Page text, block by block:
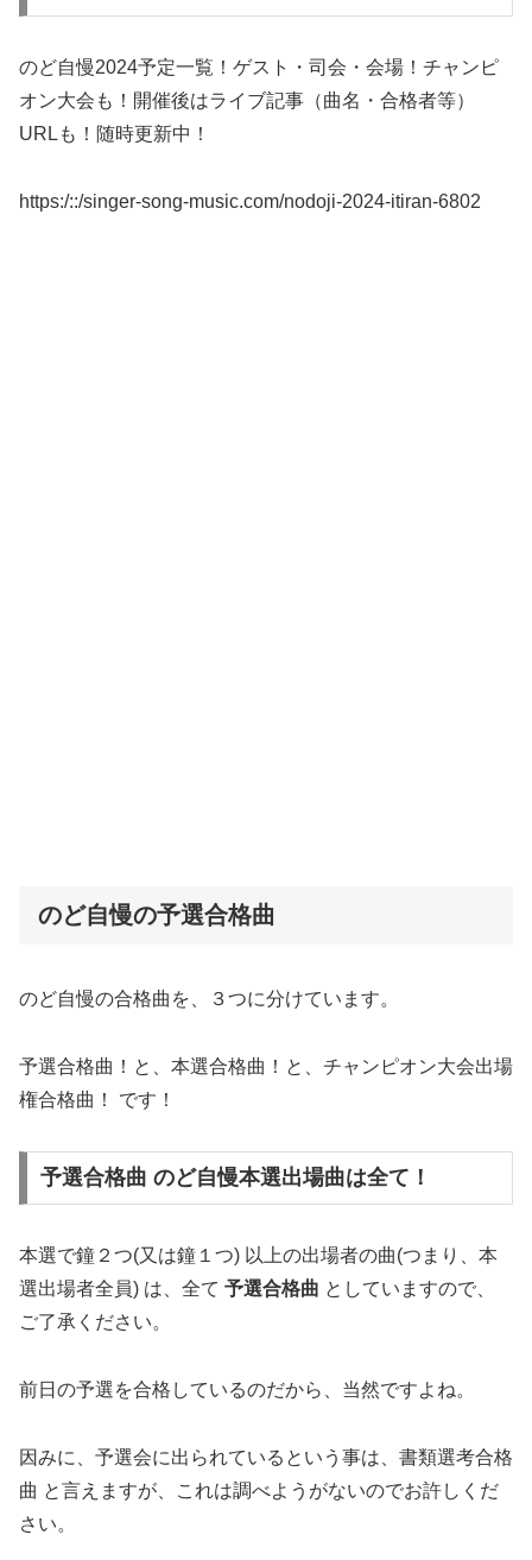
のど自慢2024予定一覧！ゲスト・司会・会場！チャンピ
オン大会も！開催後はライブ記事（曲名・合格者等）
URLも！随時更新中！
https:/::/singer-song-music.com/nodoji-2024-itiran-6802
のど自慢の予選合格曲
のど自慢の合格曲を、３つに分けています。
予選合格曲！と、本選合格曲！と、チャンピオン大会出場
権合格曲！ です！
予選合格曲 のど自慢本選出場曲は全て！
本選で鐘２つ(又は鐘１つ) 以上の出場者の曲(つまり、本
選出場者全員) は、全て 予選合格曲 としていますので、
ご了承ください。
前日の予選を合格しているのだから、当然ですよね。
因みに、予選会に出られているという事は、書類選考合格
曲 と言えますが、これは調べようがないのでお許しくだ
さい。